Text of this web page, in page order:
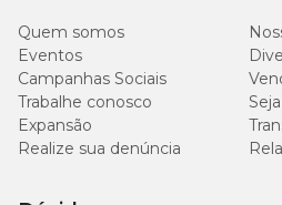
Medidas aproximadas
Tamanho
Quem somos
Eventos
Campanhas Sociais
Trabalhe conosco
Expansão
Realize sua denúncia